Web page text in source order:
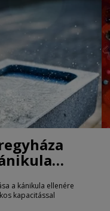
a kánikula ellenére
kapacitással